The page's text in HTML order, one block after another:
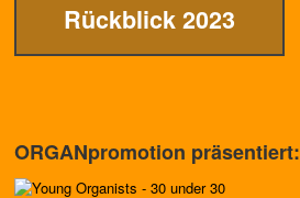
Rückblick 2023
ORGANpromotion präsentiert: